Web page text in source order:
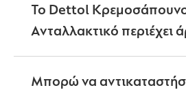
Το Dettol
Ανταλλακτικό περιέχει
Ανταλλακτικό 750ml στα
Μπορώ να